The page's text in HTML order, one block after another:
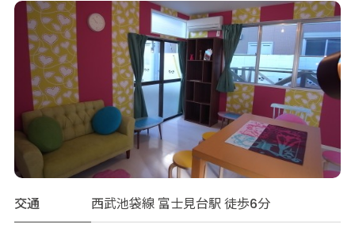
交通
西武池袋線 富士見台駅 徒歩6分